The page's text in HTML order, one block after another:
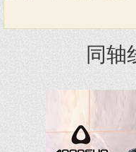
同轴